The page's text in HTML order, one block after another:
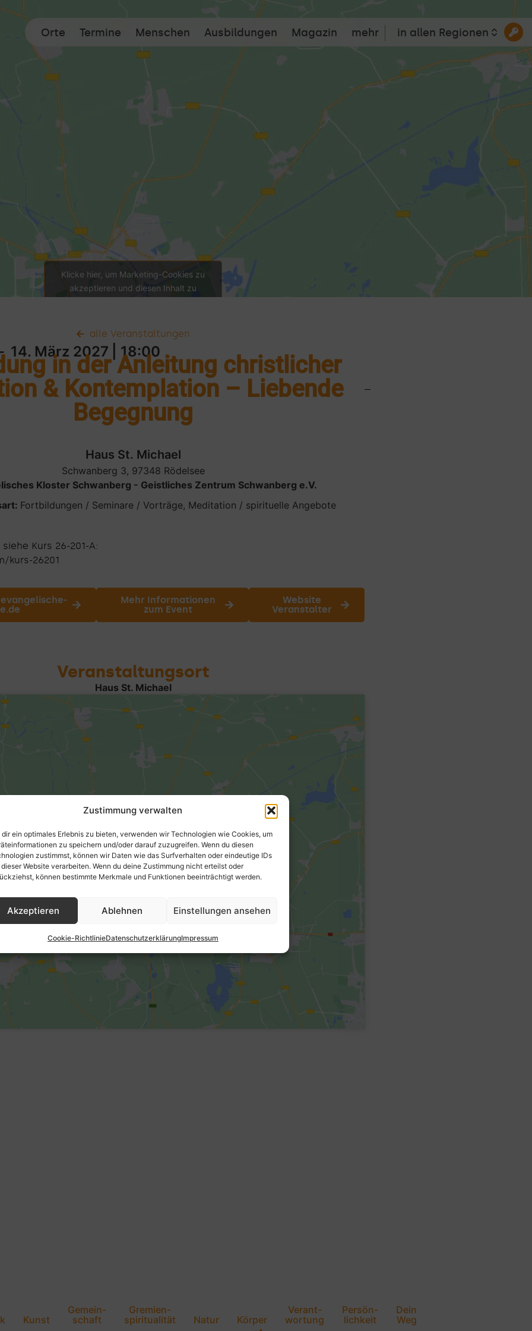
Zustimmung verwalten
dir ein optimales Erlebnis zu bieten, verwenden wir Technologien wie Cookies, um
zu speichern und/oder darauf zuzugreifen. Wenn du diesen
zustimmst, können wir Daten wie das Surfverhalten oder eindeutige IDs
Website verarbeiten. Wenn du deine Zustimmung nicht erteilst oder
können bestimmte Merkmale und Funktionen beeinträchtigt werden.
Akzeptieren Ablehnen Einstellungen ansehen
Cookie-RichtlinieDatenschutzerklärungImpressum
Orte Termine Menschen Ausbildungen Magazin mehr in allen Regionen
Klicke hier, um Marketing-Cookies zu
akzeptieren und diesen Inhalt zu
alle Veranstaltungen
14. März 2027 | 18:00
in der Anleitung christlicher
& Kontemplation – Liebende
Begegnung
Haus St. Michael
Schwanberg 3, 97348 Rödelsee
Kloster Schwanberg - Geistliches Zentrum Schwanberg e.V.
Fortbildungen / Seminare / Vorträge, Meditation / spirituelle Angebote
Kurs 26-201-A:
kurs-26201
Mehr Informationen
zum Event
Website
Veranstalter
Veranstaltungsort
Haus St. Michael
Klicke hier, um Marketing-Cookies zu
akzeptieren und diesen Inhalt zu
aktivieren
Kunst
Gemein-
schaft
Gremien-
spiritualität
Natur Körper
Verant-
wortung
Persön-
lichkeit
Dein
Weg